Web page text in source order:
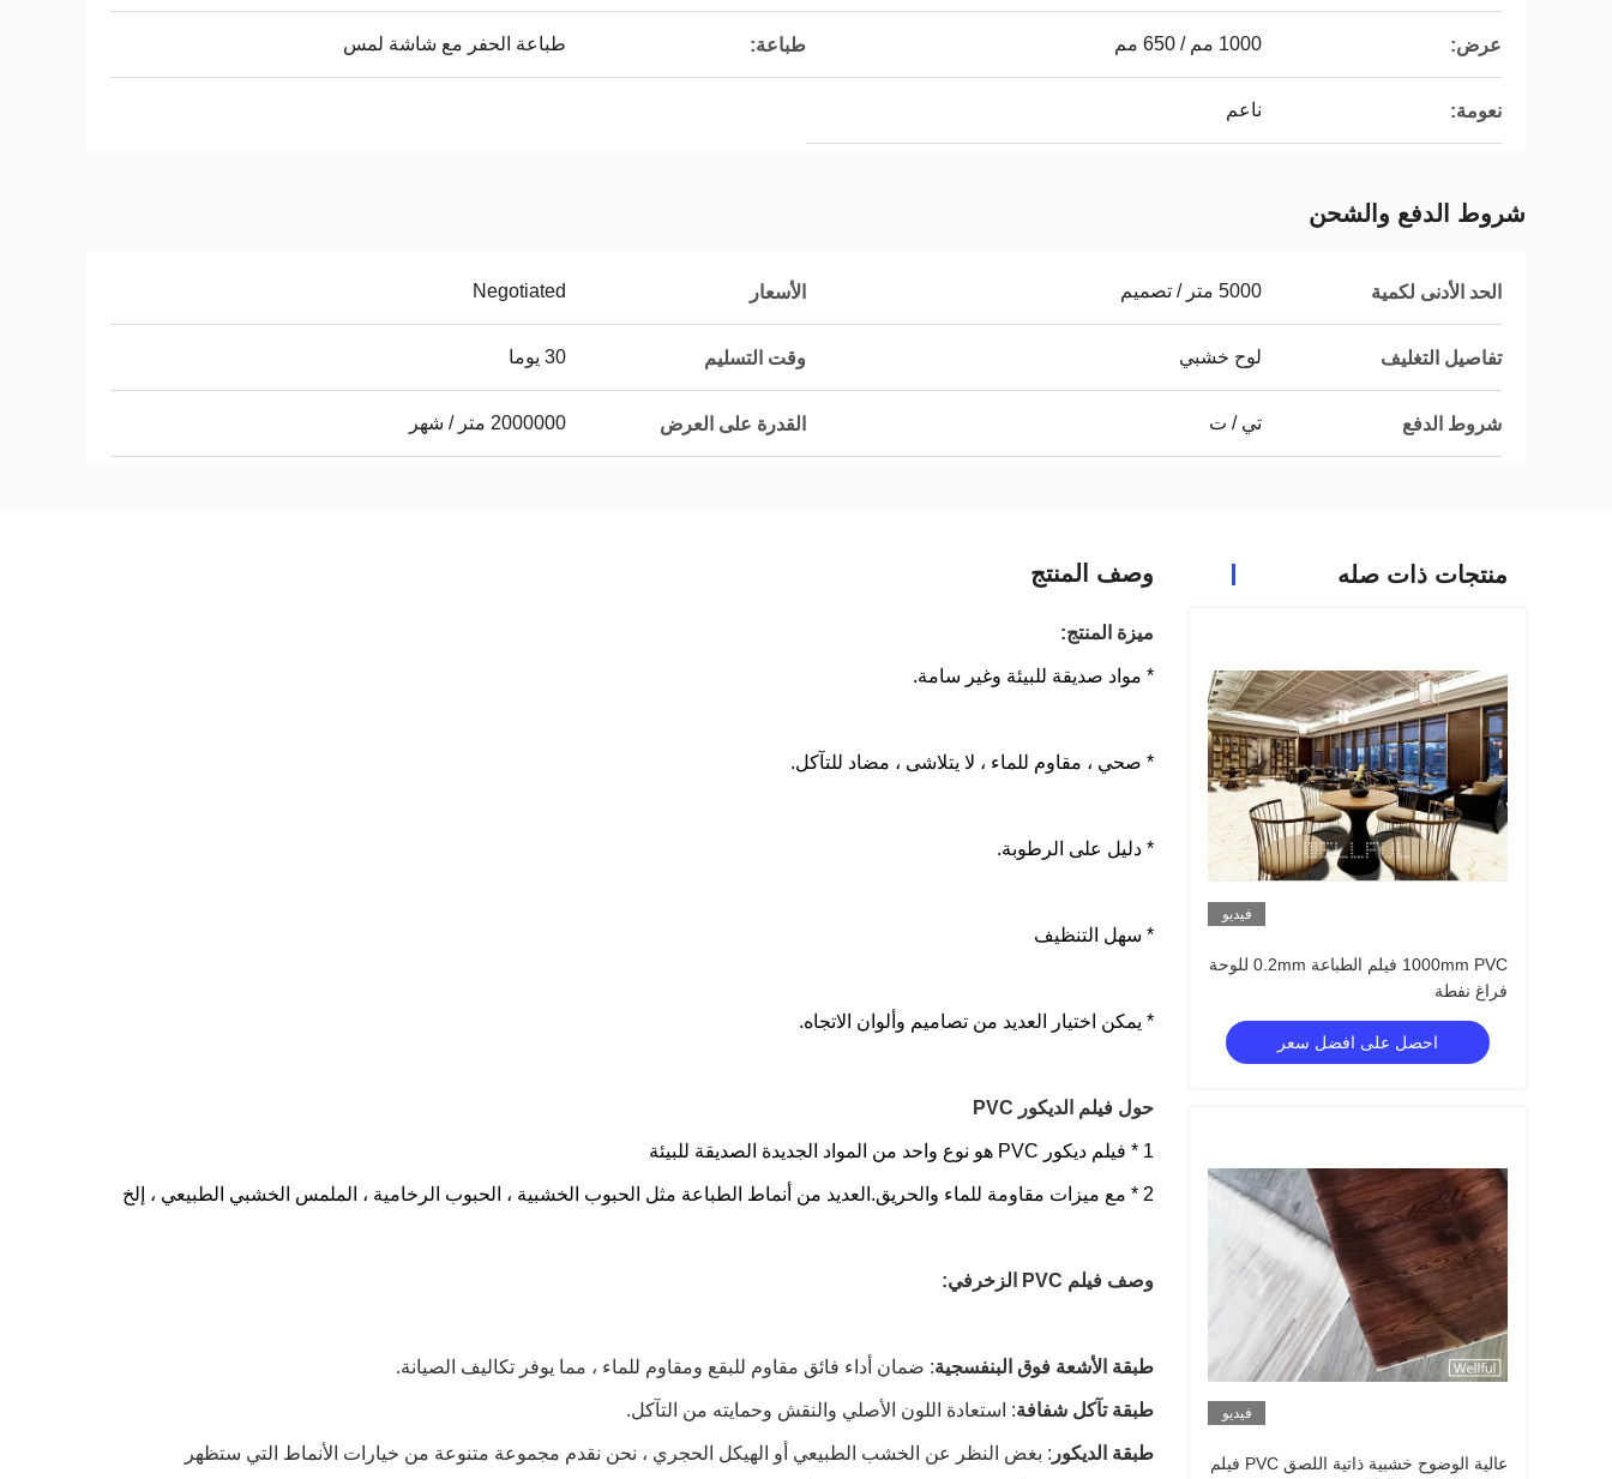
عرض: 1000 مم / 650 مم طباعة: طباعة الحفر مع شاشة لمس
نعومة: ناعم
شروط الدفع والشحن
الحد الأدنى لكمية 5000 متر / تصميم الأسعار Negotiated
تفاصيل التغليف لوح خشبي وقت التسليم 30 يوما
شروط الدفع تي / ت القدرة على العرض 2000000 متر / شهر
منتجات ذات صله
فيديو
1000mm PVC فيلم الطباعة 0.2mm للوحة
فراغ نفطة
احصل على افضل سعر
فيديو
عالية الوضوح خشبية ذاتية اللصق PVC فيلم
وصف المنتج
ميزة المنتج:
* مواد صديقة للبيئة وغير سامة.
* صحي ، مقاوم للماء ، لا يتلاشى ، مضاد للتآكل.
* دليل على الرطوبة.
* سهل التنظيف
* يمكن اختيار العديد من تصاميم وألوان الاتجاه.
حول فيلم الديكور PVC
1 * فيلم ديكور PVC هو نوع واحد من المواد الجديدة الصديقة للبيئة
2 * مع ميزات مقاومة للماء والحريق.العديد من أنماط الطباعة مثل الحبوب الخشبية ، الحبوب الرخامية ، الملمس الخشبي الطبيعي ، إلخ
وصف فيلم PVC الزخرفي:
طبقة الأشعة فوق البنفسجية: ضمان أداء فائق مقاوم للبقع ومقاوم للماء ، مما يوفر تكاليف الصيانة.
طبقة تآكل شفافة: استعادة اللون الأصلي والنقش وحمايته من التآكل.
طبقة الديكور : بغض النظر عن الخشب الطبيعي أو الهيكل الحجري ، نحن نقدم مجموعة متنوعة من خيارات الأنماط التي ستظهر